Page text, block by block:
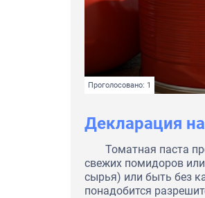
Проголосовано: 1
Декларация
Томатная паста
свежих помидоров
сырья) или быть без
понадобится